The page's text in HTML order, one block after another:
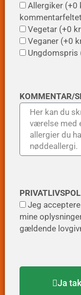
Allergiker (+0
Vegetar (+0
Veganer (+0
Ungdomspris
KOMMENTAR/
Jeg
mine
gældende
Ja